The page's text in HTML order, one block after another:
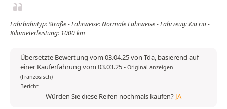
Fahrbahntyp: Straße - Fahrweise: Normale Fahrweise - Fahrzeug: Kia rio -
Kilometerleistung: 1000 km
Übersetzte Bewertung vom 03.04.25 von Tda, basierend auf
einer Kauferfahrung vom 03.03.25- Original anzeigen
(Französisch)
Bericht
Würden Sie diese Reifen nochmals kaufen? JA